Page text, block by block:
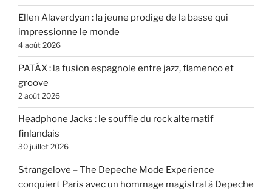
Ellen Alaverdyan : la jeune prodige de la basse qui
impressionne le monde
4 août 2026
PATÁX : la fusion espagnole entre jazz, flamenco et
groove
2 août 2026
Headphone Jacks : le souffle du rock alternatif
finlandais
30 juillet 2026
Strangelove – The Depeche Mode Experience
conquiert Paris avec un hommage magistral à Depeche